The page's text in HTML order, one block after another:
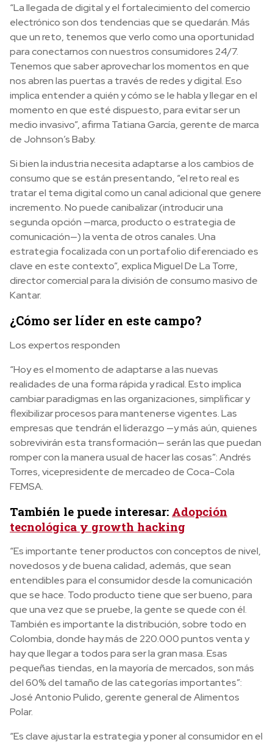
“La llegada de digital y el fortalecimiento del comercio
electrónico son dos tendencias que se quedarán. Más
que un reto, tenemos que verlo como una oportunidad
para conectarnos con nuestros consumidores 24/7.
Tenemos que saber aprovechar los momentos en que
nos abren las puertas a través de redes y digital. Eso
implica entender a quién y cómo se le habla y llegar en el
momento en que esté dispuesto, para evitar ser un
medio invasivo”, afirma Tatiana García, gerente de marca
de Johnson’s Baby.
Si bien la industria necesita adaptarse a los cambios de
consumo que se están presentando, “el reto real es
tratar el tema digital como un canal adicional que genere
incremento. No puede canibalizar (introducir una
segunda opción —marca, producto o estrategia de
comunicación—) la venta de otros canales. Una
estrategia focalizada con un portafolio diferenciado es
clave en este contexto”, explica Miguel De La Torre,
director comercial para la división de consumo masivo de
Kantar.
¿Cómo ser líder en este campo?
Los expertos responden
“Hoy es el momento de adaptarse a las nuevas
realidades de una forma rápida y radical. Esto implica
cambiar paradigmas en las organizaciones, simplificar y
flexibilizar procesos para mantenerse vigentes. Las
empresas que tendrán el liderazgo —y más aún, quienes
sobrevivirán esta transformación— serán las que puedan
romper con la manera usual de hacer las cosas”: Andrés
Torres, vicepresidente de mercadeo de Coca-Cola
FEMSA.
También le puede interesar: Adopción
tecnológica y growth hacking
“Es importante tener productos con conceptos de nivel,
novedosos y de buena calidad, además, que sean
entendibles para el consumidor desde la comunicación
que se hace. Todo producto tiene que ser bueno, para
que una vez que se pruebe, la gente se quede con él.
También es importante la distribución, sobre todo en
Colombia, donde hay más de 220.000 puntos venta y
hay que llegar a todos para ser la gran masa. Esas
pequeñas tiendas, en la mayoría de mercados, son más
del 60% del tamaño de las categorías importantes”:
José Antonio Pulido, gerente general de Alimentos
Polar.
“Es clave ajustar la estrategia y poner al consumidor en el